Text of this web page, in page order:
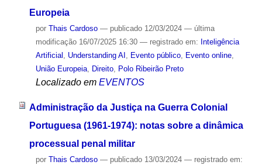
Europeia
por Thais Cardoso — publicado12/03/2024 — última
modificação16/07/2025 16:30 — registrado em: Inteligência
Artificial
Understanding AI Evento público, Evento online,
União Europeia, Direito, Polo Ribeirão Preto
Localizado em EVENTOS
Administração da Justiça na Guerra Colonial
Portuguesa (1961-1974): notas sobre a dinâmica
processual penal militar
por Thais Cardoso — publicado13/03/2024 — registrado em: